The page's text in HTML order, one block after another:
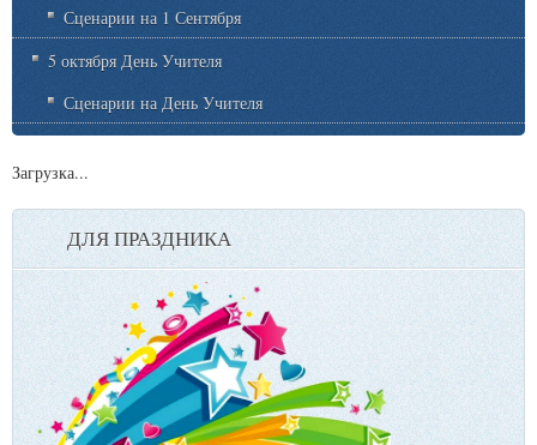
Сценарии на 1 Сентября
5 октября День Учителя
Сценарии на День Учителя
Загрузка...
ДЛЯ ПРАЗДНИКА